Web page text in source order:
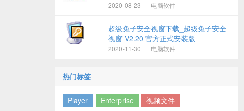
2020-08-23 电脑软件
超级兔子安全视窗下载_超级兔子安全
视窗 V2.20 官方正式安装版
2020-11-30 电脑软件
热门标签
Player Enterprise 视频文件